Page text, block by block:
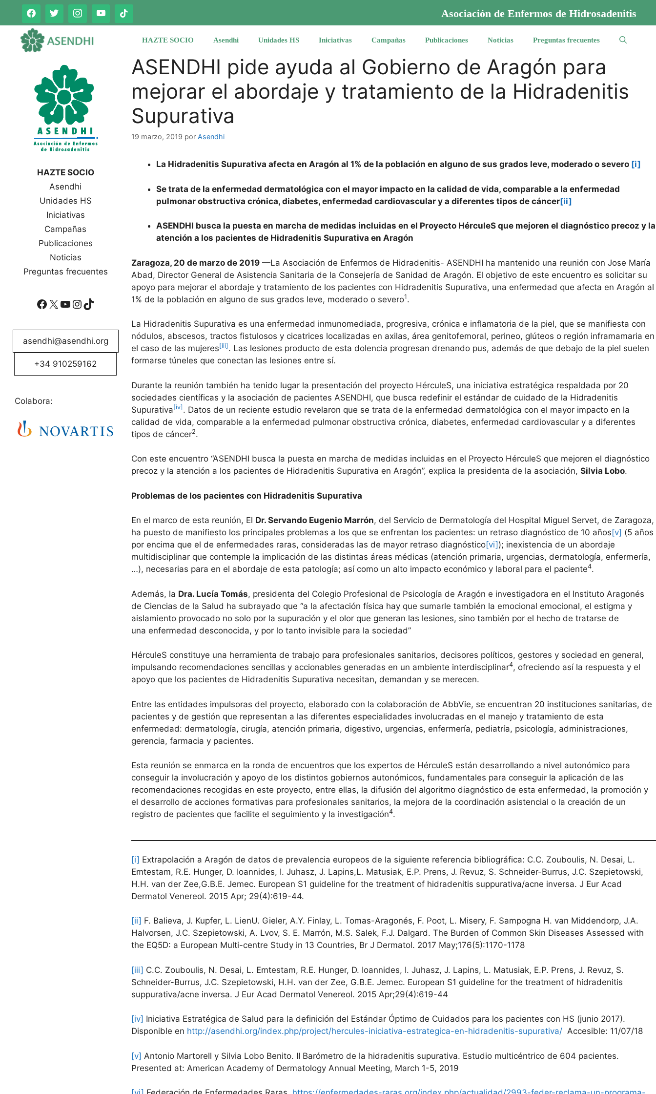
Saltar
contenido
Asociación de Enfermos de Hidrosadenitis
HAZTE SOCIO Asendhi Unidades HS Iniciativas Campañas Publicaciones Noticias Preguntas frecuentes
ASENDHI pide ayuda al Gobierno de Aragón para
mejorar el abordaje y tratamiento de la Hidradenitis
Supurativa
19 marzo, 2019 por Asendhi
La Hidradenitis Supurativa afecta en Aragón al 1% de la población en alguno de sus grados leve, moderado o severo [i]
Se trata de la enfermedad dermatológica con el mayor impacto en la calidad de vida, comparable a la enfermedad
pulmonar obstructiva crónica, diabetes, enfermedad cardiovascular y a diferentes tipos de cáncer[ii]
ASENDHI busca la puesta en marcha de medidas incluidas en el Proyecto HérculeS que mejoren el diagnóstico precoz y la
atención a los pacientes de Hidradenitis Supurativa en Aragón
Zaragoza, 20 de marzo de 2019—La Asociación de Enfermos de Hidradenitis- ASENDHI ha mantenido una reunión con Jose María
Abad, Director General de Asistencia Sanitaria de la Consejería de Sanidad de Aragón. El objetivo de este encuentro es solicitar su
apoyo para mejorar el abordaje y tratamiento de los pacientes con Hidradenitis Supurativa, una enfermedad que afecta en Aragón al
1% de la población en alguno de sus grados leve, moderado o severo1.
La Hidradenitis Supurativa es una enfermedad inmunomediada, progresiva, crónica e inflamatoria de la piel, que se manifiesta con
nódulos, abscesos, tractos fistulosos y cicatrices localizadas en axilas, área genitofemoral, perineo, glúteos o región inframamaria en
el caso de las mujeres[iii] . Las lesiones producto de esta dolencia progresan drenando pus, además de que debajo de la piel suelen
formarse túneles que conectan las lesiones entre sí.
Durante la reunión también ha tenido lugar la presentación del proyecto HérculeS, una iniciativa estratégica respaldada por 20
sociedades científicas y la asociación de pacientes ASENDHI, que busca redefinir el estándar de cuidado de la Hidradenitis
Supurativa[iv] . Datos de un reciente estudio revelaron que se trata de la enfermedad dermatológica con el mayor impacto en la
calidad de vida, comparable a la enfermedad pulmonar obstructiva crónica, diabetes, enfermedad cardiovascular y a diferentes
tipos de cáncer2.
Con este encuentro “ASENDHI busca la puesta en marcha de medidas incluidas en el Proyecto HérculeS que mejoren el diagnóstico
precoz y la atención a los pacientes de Hidradenitis Supurativa en Aragón”, explica la presidenta de la asociación, Silvia Lobo.
Problemas de los pacientes con Hidradenitis Supurativa
En el marco de esta reunión, El Dr. Servando Eugenio Marrón, del Servicio de Dermatología del Hospital Miguel Servet, de Zaragoza,
ha puesto de manifiesto los principales problemas a los que se enfrentan los pacientes: un retraso diagnóstico de 10 años [v] (5 años
por encima que el de enfermedades raras, consideradas las de mayor retraso diagnóstico[vi] ); inexistencia de un abordaje
multidisciplinar que contemple la implicación de las distintas áreas médicas (atención primaria, urgencias, dermatología, enfermería,
…), necesarias para en el abordaje de esta patología; así como un alto impacto económico y laboral para el paciente4.
Además, la Dra. Lucía Tomás, presidenta del Colegio Profesional de Psicología de Aragón e investigadora en el Instituto Aragonés
de Ciencias de la Salud ha subrayado que “a la afectación física hay que sumarle también la emocional emocional, el estigma y
aislamiento provocado no solo por la supuración y el olor que generan las lesiones, sino también por el hecho de tratarse de
una enfermedad desconocida, y por lo tanto invisible para la sociedad”
HérculeS constituye una herramienta de trabajo para profesionales sanitarios, decisores políticos, gestores y sociedad en general,
impulsando recomendaciones sencillas y accionables generadas en un ambiente interdisciplinar4, ofreciendo así la respuesta y el
apoyo que los pacientes de Hidradenitis Supurativa necesitan, demandan y se merecen.
Entre las entidades impulsoras del proyecto, elaborado con la colaboración de AbbVie, se encuentran 20 instituciones sanitarias, de
pacientes y de gestión que representan a las diferentes especialidades involucradas en el manejo y tratamiento de esta
enfermedad: dermatología, cirugía, atención primaria, digestivo, urgencias, enfermería, pediatría, psicología, administraciones,
gerencia, farmacia y pacientes.
Esta reunión se enmarca en la ronda de encuentros que los expertos de HérculeS están desarrollando a nivel autonómico para
conseguir la involucración y apoyo de los distintos gobiernos autonómicos, fundamentales para conseguir la aplicación de las
recomendaciones recogidas en este proyecto, entre ellas, la difusión del algoritmo diagnóstico de esta enfermedad, la promoción y
el desarrollo de acciones formativas para profesionales sanitarios, la mejora de la coordinación asistencial o la creación de un
registro de pacientes que facilite el seguimiento y la investigación4.
[i] Extrapolación a Aragón de datos de prevalencia europeos de la siguiente referencia bibliográfica: C.C. Zouboulis, N. Desai, L.
Emtestam, R.E. Hunger, D. Ioannides, I. Juhasz, J. Lapins,L. Matusiak, E.P. Prens, J. Revuz, S. Schneider-Burrus, J.C. Szepietowski,
H.H. van der Zee,G.B.E. Jemec. European S1 guideline for the treatment of hidradenitis suppurativa/acne inversa. J Eur Acad
Dermatol Venereol. 2015 Apr; 29(4):619-44.
[ii] F. Balieva, J. Kupfer, L. LienU. Gieler, A.Y. Finlay, L. Tomas-Aragonés, F. Poot, L. Misery, F. Sampogna H. van Middendorp, J.A.
Halvorsen, J.C. Szepietowski, A. Lvov, S. E. Marrón, M.S. Salek, F.J. Dalgard. The Burden of Common Skin Diseases Assessed with
the EQ5D: a European Multi-centre Study in 13 Countries, Br J Dermatol. 2017 May;176(5):1170-1178
[iii] C.C. Zouboulis, N. Desai, L. Emtestam, R.E. Hunger, D. Ioannides, I. Juhasz, J. Lapins, L. Matusiak, E.P. Prens, J. Revuz, S.
Schneider-Burrus, J.C. Szepietowski, H.H. van der Zee, G.B.E. Jemec. European S1 guideline for the treatment of hidradenitis
suppurativa/acne inversa. J Eur Acad Dermatol Venereol. 2015 Apr;29(4):619-44
[iv] Iniciativa Estratégica de Salud para la definición del Estándar Óptimo de Cuidados para los pacientes con HS (junio 2017).
Disponible en http://asendhi.org/index.php/project/hercules-iniciativa-estrategica-en-hidradenitis-supurativa/Accesible: 11/07/18
[v] Antonio Martorell y Silvia Lobo Benito. II Barómetro de la hidradenitis supurativa. Estudio multicéntrico de 604 pacientes.
Presented at: American Academy of Dermatology Annual Meeting, March 1-5, 2019
HAZTE SOCIO
Asendhi
Unidades HS
Iniciativas
Campañas
Publicaciones
Noticias
Preguntas frecuentes
Facebook
X YouTube
Instagram
TikTok
asendhi@asendhi.org
+34 910259162
Colabora: